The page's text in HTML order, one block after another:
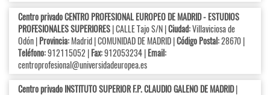
Centro privado CENTRO PROFESIONAL EUROPEO DE MADRID - ESTUDIOS
PROFESIONALES SUPERIORES| CALLE Tajo S/N |Ciudad:Villaviciosa de
Odón |Provincia:Madrid | COMUNIDAD DE MADRID |Código Postal:28670 |
Teléfono:912115052 |Fax:912053234 |Email:
centroprofesional@universidadeuropea.es
Centro privado INSTITUTO SUPERIOR F.P. CLAUDIO GALENO DE MADRID|